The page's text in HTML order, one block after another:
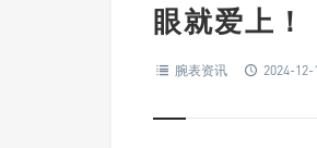
眼就爱上！
腕表资讯 2024-12-